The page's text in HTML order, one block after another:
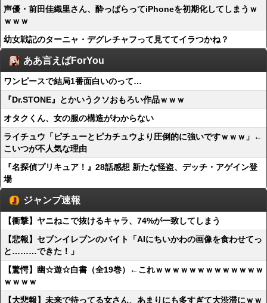
声優・前田佳織里さん、酔っぱらってiPhoneを初期化してしまうｗ
ｗｗｗ
幼女戦記のターニャ・デグレチャフって見ててイラつかね？
ああ言えばForYou
ワンピースで結局1番面白いのって…
『Dr.STONE』とかいうクソおもろい作品ｗｗｗ
オタクくん、女の服の構造がわからない
ライチュウ「ピチューとピカチュウより圧倒的に強いですｗｗｗ」←
こいつが不人気な理由
『名探偵プリキュア！』28話感想 新たな怪盗、デッチ・アゲイン登
場
ジャンプ速報
【衝撃】ヤニねこで抜けるキャラ、74%が一致してしまう
【悲報】セブンイレブンのバイト「AIにちいかわの画像を食わせてっ
と………できた！」
【驚愕】幽☆遊☆白書（全19巻）←これｗｗｗｗｗｗｗｗｗｗｗｗｗ
ｗｗｗｗ
【大悲報】未来で待ってる女さん、あまりにも多すぎて大渋滞にｗｗ